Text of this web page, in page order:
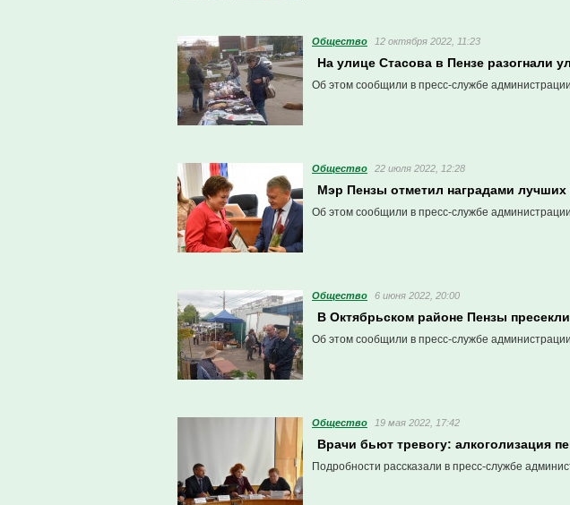
Общество 12 октября 2022, 11:23
На улице Стасова в Пензе разогнали
Об этом сообщили в пресс-службе
Общество 22 июля 2022, 12:28
Мэр Пензы отметил наградами лучших
Об этом сообщили в пресс-службе
Общество 6 июня 2022, 20:00
В Октябрьском районе Пензы
Об этом сообщили в пресс-службе
Общество 19 мая 2022, 17:42
Врачи бьют тревогу: алкоголизация
Подробности рассказали в пресс-службе